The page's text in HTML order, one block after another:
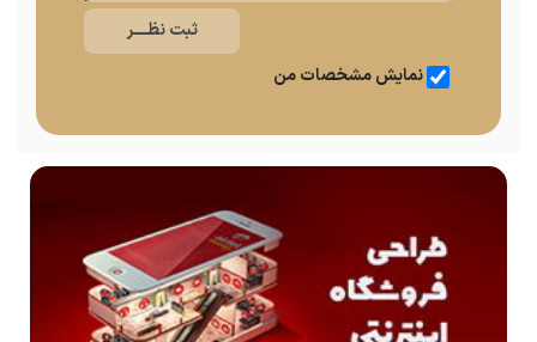
نمایش مشخصات من